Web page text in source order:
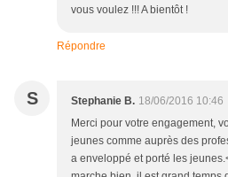
vous voulez !!! A bientôt !
Répondre
S Stephanie B. 18/06/2016 10:46
Merci pour votre engagement,
jeunes comme auprès des
a enveloppé et porté les